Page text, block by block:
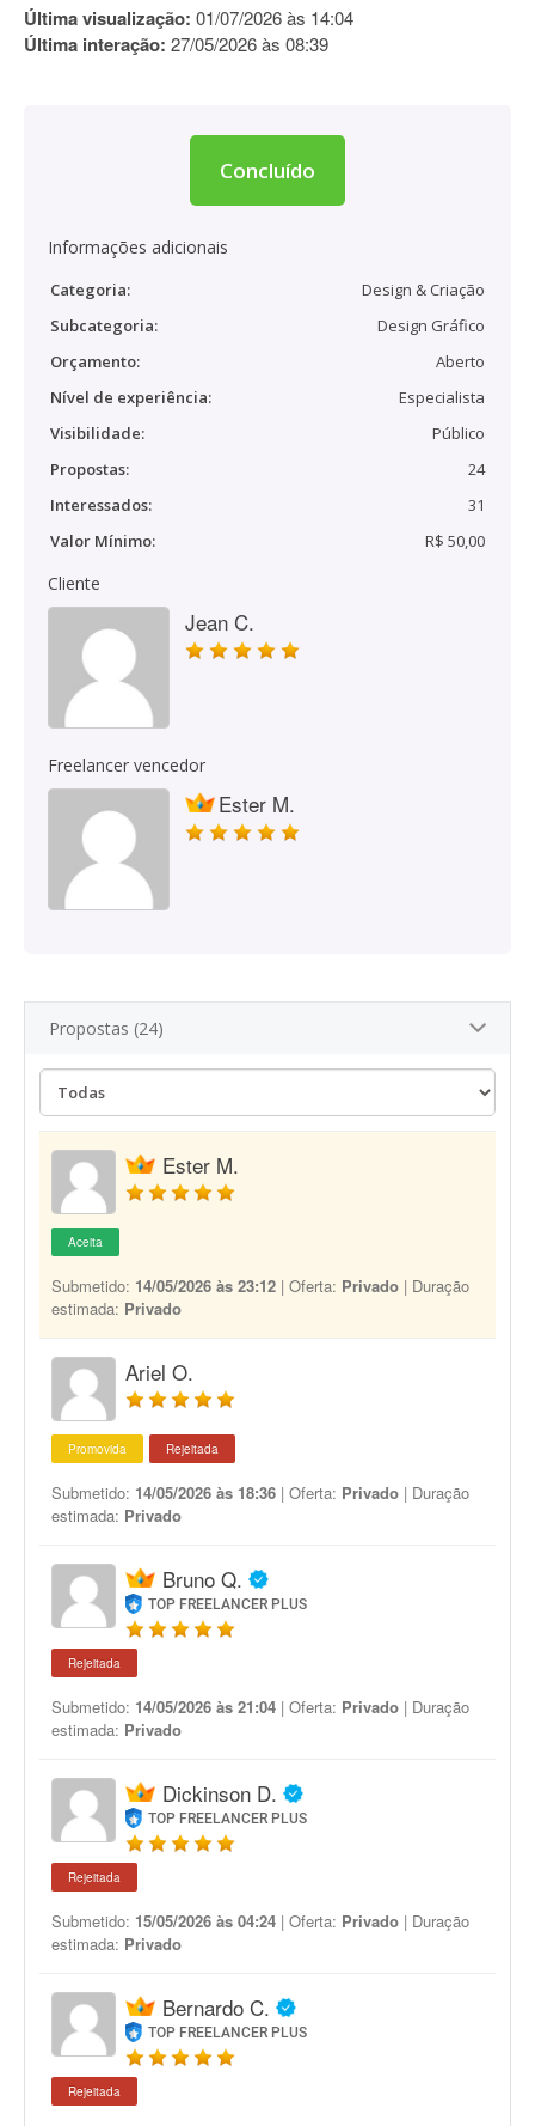
Última visualização: 01/07/2026 às 14:04
Última interação: 27/05/2026 às 08:39
Concluído
Informações adicionais
Categoria:
Design & Criação
Subcategoria:
Design Gráfico
Orçamento:
Aberto
Nível de experiência:
Especialista
Visibilidade:
Público
Propostas:
24
Interessados:
31
Valor Mínimo:
R$ 50,00
Cliente
Jean C.
Freelancer vencedor
Ester M.
Propostas (24)
Ester M.
Aceita
Submetido: 14/05/2026 às 23:12 | Oferta: Privado | Duração
estimada: Privado
Ariel O.
Promovida Rejeitada
Submetido: 14/05/2026 às 18:36 | Oferta: Privado | Duração
estimada: Privado
Bruno Q.
TOP FREELANCER PLUS
Rejeitada
Submetido: 14/05/2026 às 21:04 | Oferta: Privado | Duração
estimada: Privado
Dickinson D.
TOP FREELANCER PLUS
Rejeitada
Submetido: 15/05/2026 às 04:24 | Oferta: Privado | Duração
estimada: Privado
Bernardo C.
TOP FREELANCER PLUS
Rejeitada